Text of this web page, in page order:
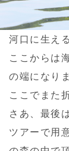
河口に生え
ここからは
の端になり
ここでまた
さあ、最後
ツアーで用